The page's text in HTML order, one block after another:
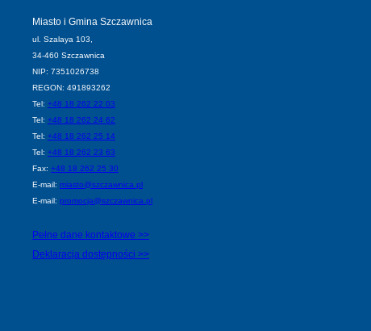
Miasto i Gmina Szczawnica
ul. Szalaya 103,
34-460 Szczawnica
NIP: 7351026738
REGON: 491893262
Tel: +48 18 262 22 03
Tel: +48 18 262 24 62
Tel: +48 18 262 25 14
Tel: +48 18 262 23 63
Fax: +48 18 262 25 30
E-mail: miasto@szczawnica.pl
E-mail: promocja@szczawnica.pl
Pełne dane kontaktowe >>
Deklaracja dostępności >>